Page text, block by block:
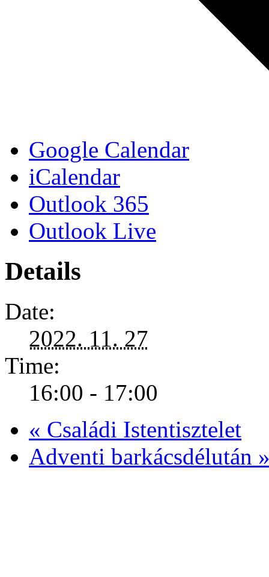
Google Calendar
iCalendar
Outlook 365
Outlook Live
Details
Date:
2022. 11. 27
Time:
16:00 - 17:00
« Családi Istentisztelet
Adventi barkácsdélután